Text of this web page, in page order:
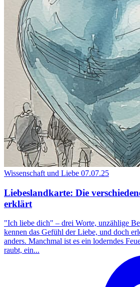
Wissenschaft und Liebe 07.07.25
Liebeslandkarte: Die
erklärt
"Ich liebe dich" – drei Worte, unzählige
kennen das Gefühl der Liebe, und doch
anders. Manchmal ist es ein loderndes
raubt, ein...